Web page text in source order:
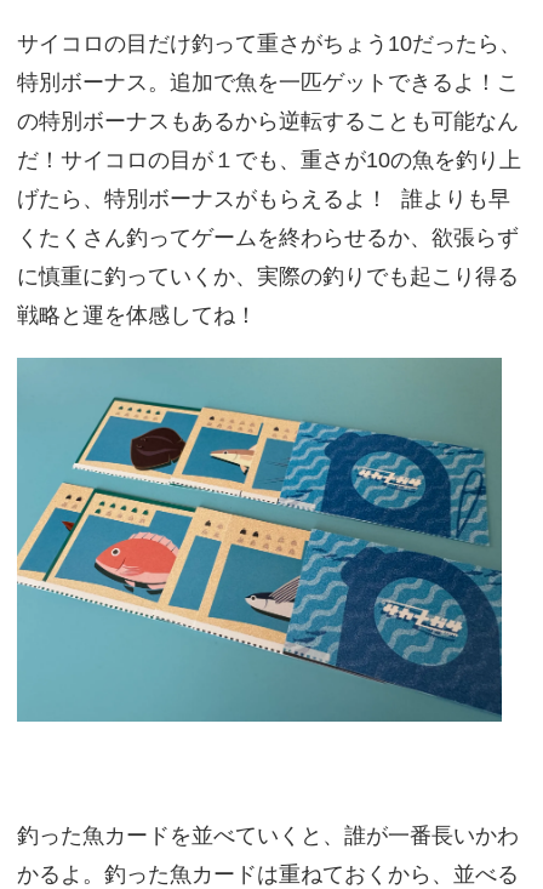
サイコロの目だけ釣って重さがちょう10だったら、
特別ボーナス。追加で魚を一匹ゲットできるよ！こ
の特別ボーナスもあるから逆転することも可能なん
だ！サイコロの目が１でも、重さが10の魚を釣り上
げたら、特別ボーナスがもらえるよ！ 誰よりも早
くたくさん釣ってゲームを終わらせるか、欲張らず
に慎重に釣っていくか、実際の釣りでも起こり得る
戦略と運を体感してね！
釣った魚カードを並べていくと、誰が一番長いかわ
かるよ。釣った魚カードは重ねておくから、並べる